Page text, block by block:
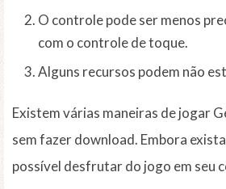
O controle pode ser menos
com o controle de toque.
Alguns recursos podem não
Existem várias maneiras de jogar
sem fazer download. Embora
possível desfrutar do jogo em seu